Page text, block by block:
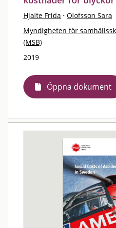
Hjalte Frida · Olofsson Sara
Myndigheten för
(MSB)
2019
Öppna dokument